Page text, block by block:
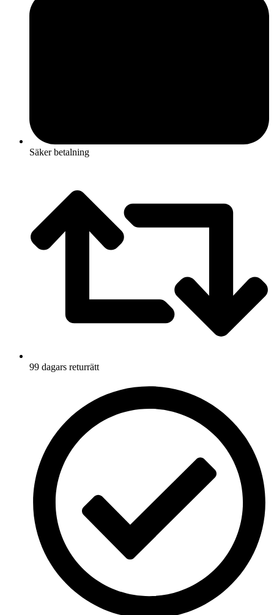
Säker betalning
99 dagars returrätt